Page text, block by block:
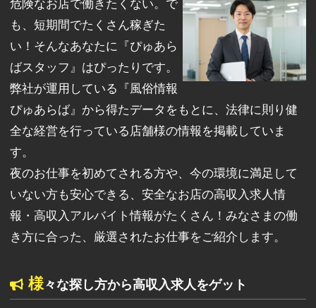
危険なお店で働きたくない。で
も、短期間でたくさん稼ぎた
い！そんなあなたに『ぴゅあら
ばスタッフ』はぴったりです。
弊社が運用している『風俗情報
ぴゅあらば』から得たデータをもとに、法律に則り健
全な経営を行っている店舗様の情報を掲載していま
す。
夜のお仕事を初めてされる方や、今の環境に満足して
いない方も安心できる、安全なお店の高収入求人情
報・高収入アルバイト情報がたくさん！みなさまの働
き方に合った、厳選されたお仕事をご紹介します。
様々な探し方から高収入求人をゲット